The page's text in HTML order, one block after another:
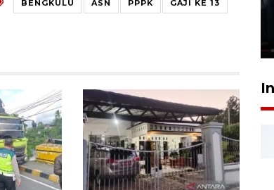
BENGKULU ASN PPPK GAJI KE 13
Polonia Medan diduga akibat